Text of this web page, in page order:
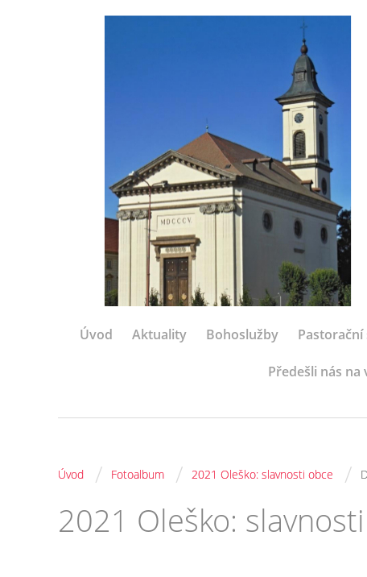
Úvod Aktuality Bohoslužby
Předešli nás na
Úvod / Fotoalbum / 2021 Oleško: slavnosti obce /
2021 Oleško: